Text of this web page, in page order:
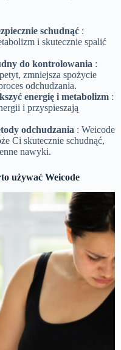
schudnąć :
i skutecznie spalić
do kontrolowania :
zmniejsza spożycie
odchudzania.
energię i metabolizm :
i przyspieszają
odchudzania : Weicode
Ci skutecznie schudnąć,
nawyki.
używać Weicode